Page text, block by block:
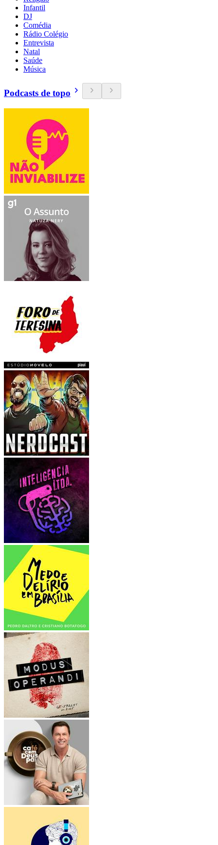
Infantil
DJ
Comédia
Rádio Colégio
Entrevista
Natal
Saúde
Música
Podcasts de topo